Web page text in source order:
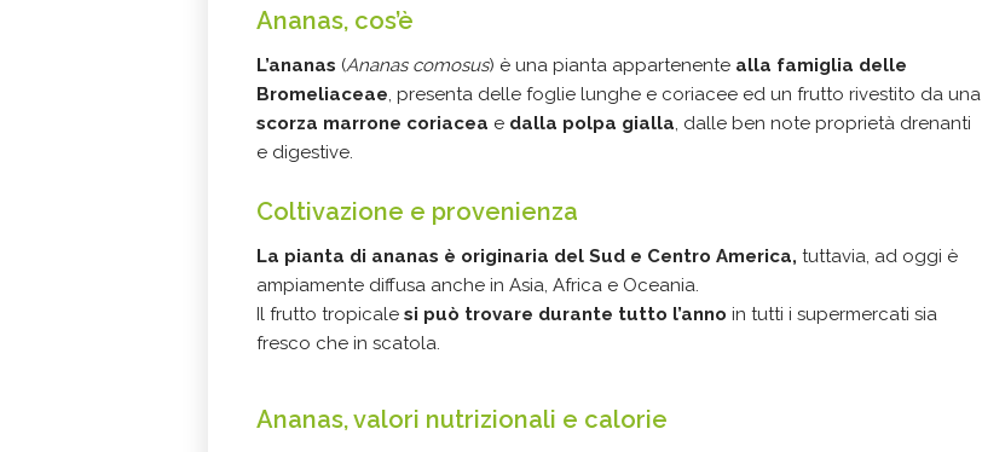
Ananas, cos’è
L’ananas (Ananas comosus) è una pianta appartenente alla famiglia delle
Bromeliaceae, presenta delle foglie lunghe e coriacee ed un frutto rivestito da una
scorza marrone coriacea e dalla polpa gialla, dalle ben note proprietà drenanti
e digestive.
Coltivazione e provenienza
La pianta di ananas è originaria del Sud e Centro America, tuttavia, ad oggi è
ampiamente diffusa anche in Asia, Africa e Oceania.
Il frutto tropicale si può trovare durante tutto l’anno in tutti i supermercati sia
fresco che in scatola.
Ananas, valori nutrizionali e calorie